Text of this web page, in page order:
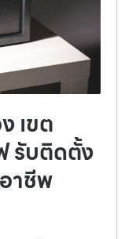
เขต
รับติดตั้ง
าชีพ